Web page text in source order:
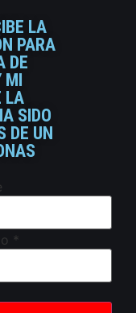
LA
PARA
DE
MI
LA
SIDO
DE UN
*